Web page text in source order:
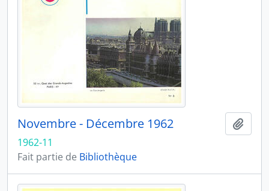
Novembre - Décembre 1962
1962-11
Fait partie de Bibliothèque